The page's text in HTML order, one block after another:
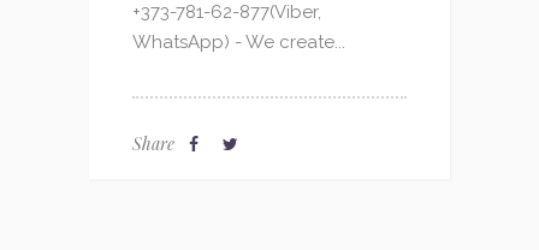
+373-781-62-877(Viber,
WhatsApp) - We create...
Share